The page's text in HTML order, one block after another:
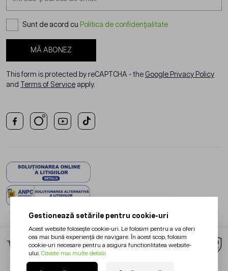
Sunt de acord cu Politica de confidențialitate
MĂ ABONEZ
This form is protected by reCAPTCHA - the Google Privacy Policy
and
Terms of Service apply.
Gestionează setările pentru cookie-uri
Acest website folosește cookie-uri. Le folosim pentru a va oferi
cea mai bună experiență de navigare. În acest scop, folosim
cookie-uri necesare pentru a asigura functionlitatea website-
ului. Citeste mai multe detalii.